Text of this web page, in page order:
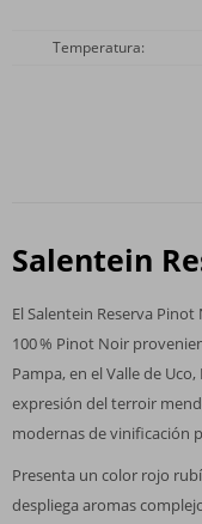
Temperatura
Salentein
El Salentein Reserva
100 % Pinot Noir
Pampa, en el Valle de
expresión del terroir
modernas de vinificación
Presenta un color rojo
despliega aromas